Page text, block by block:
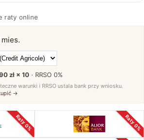
raty online
zł × 10 · RRSO 0%
warunki i RRSO ustala bank przy wniosku.
→
Raty 0%
Raty 0%